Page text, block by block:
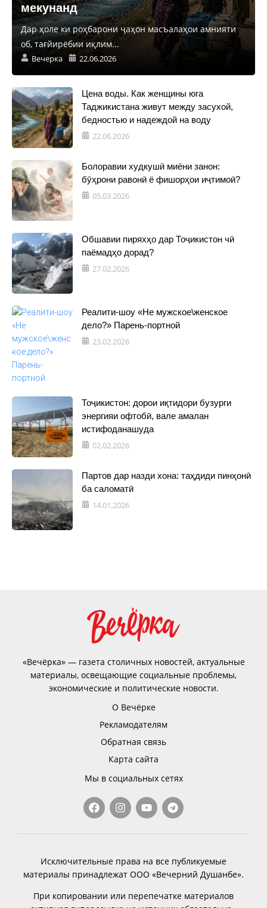
мекунанд
Дар ҳоле ки роҳбарони ҷаҳон масъалаҳои амнияти
об, тағйирёбии иқлим...
Вечерка 22.06.2026
Цена воды. Как женщины юга
Таджикистана живут между засухой,
бедностью и надеждой на воду
22.06.2026
Болоравии худкушӣ миёни занон:
бӯҳрони равонӣ ё фишорҳои иҷтимоӣ?
05.03.2026
Обшавии пиряхҳо дар Тоҷикистон чӣ
паёмадҳо дорад?
27.02.2026
Реалити-шоу «Не мужское\женское
дело?» Парень-портной
23.02.2026
Тоҷикистон: дорои иқтидори бузурги
энергияи офтобӣ, вале амалан
истифоданашуда
02.02.2026
Партов дар назди хона: таҳдиди пинҳонӣ
ба саломатӣ
14.01.2026
«Вечёрка» — газета столичных новостей, актуальные
материалы, освещающие социальные проблемы,
экономические и политические новости.
О Вечёрке
Рекламодателям
Обратная связь
Карта сайта
Мы в социальных сетях
Исключительные права на все публикуемые
материалы принадлежат ООО «Вечерний Душанбе».
При копировании или перепечатке материалов